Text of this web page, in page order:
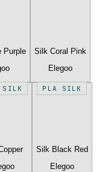
Purple
Silk Coral Pink
Elegoo
SILK PLA SILK
Silk Black Red
Elegoo